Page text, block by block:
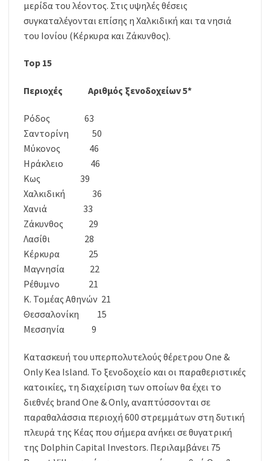
μερίδα του λέοντος. Στις υψηλές θέσεις
συγκαταλέγονται επίσης η Χαλκιδική και τα νησιά
του Ιονίου (Κέρκυρα και Ζάκυνθος).
Top 15
Περιοχές Αριθμός ξενοδοχείων 5*
Ρόδος 63
Σαντορίνη 50
Μύκονος 46
Ηράκλειο 46
Κως 39
Χαλκιδική 36
Χανιά 33
Ζάκυνθος 29
Λασίθι 28
Κέρκυρα 25
Μαγνησία 22
Ρέθυμνο 21
Κ. Τομέας Αθηνών 21
Θεσσαλονίκη 15
Μεσσηνία 9
Κατασκευή του υπερπολυτελούς θέρετρου One &
Only Kea Island. Το ξενοδοχείο και οι παραθεριστικές
κατοικίες, τη διαχείριση των οποίων θα έχει το
διεθνές brand One & Only, αναπτύσσονται σε
παραθαλάσσια περιοχή 600 στρεμμάτων στη δυτική
πλευρά της Κέας που σήμερα ανήκει σε θυγατρική
της Dolphin Capital Investors. Περιλαμβάνει 75